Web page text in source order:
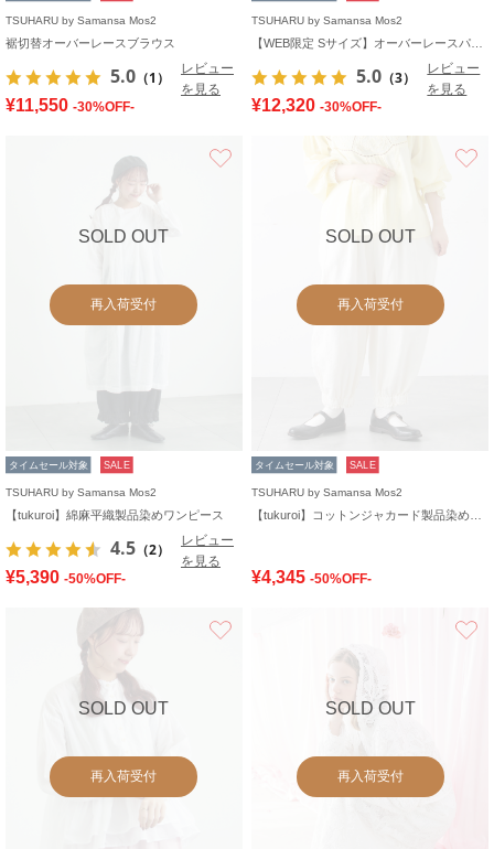
TSUHARU by Samansa Mos2
裾切替オーバーレースブラウス
5.0 （1）
レビュー
を見る
¥11,550 -30%OFF-
TSUHARU by Samansa Mos2
5.0 （3）
レビュー
を見る
¥12,320 -30%OFF-
SOLD OUT
再入荷受付
タイムセール対象 SALE
TSUHARU by Samansa Mos2
【tukuroi】綿麻平織製品染めワンピース
4.5 （2）
レビュー
を見る
¥5,390 -50%OFF-
SOLD OUT
再入荷受付
タイムセール対象 SALE
TSUHARU by Samansa Mos2
¥4,345 -50%OFF-
SOLD OUT
再入荷受付
SOLD OUT
再入荷受付